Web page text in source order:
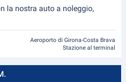
la nostra auto a noleggio,
Aeroporto di Girona-Costa Brava
Stazione al terminal